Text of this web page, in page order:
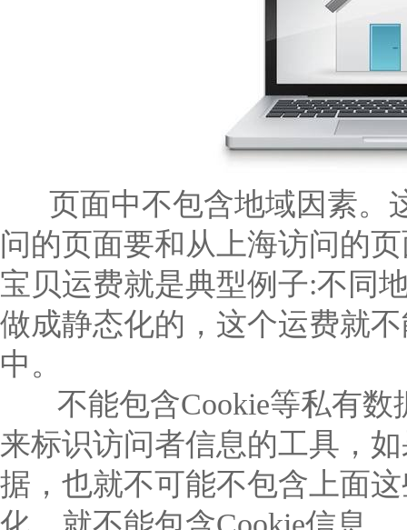
页面中不包含地域因素。
问的页面要和从上海访问的
宝贝运费就是典型例子:不同
做成静态化的，这个运费就
中。
不能包含Cookie等私有数
来标识访问者信息的工具，
据，也就不可能不包含上面